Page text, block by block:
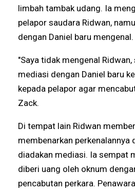
limbah tambak udang. Ia
pelapor saudara Ridwan,
dengan Daniel baru mengenal.
"Saya tidak mengenal
mediasi dengan Daniel baru
kepada pelapor agar
Zack.
Di tempat lain Ridwan
membenarkan perkenalannya
diadakan mediasi. Ia sempat
diberi uang oleh oknum
pencabutan perkara.